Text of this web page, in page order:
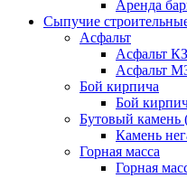
Аренда
Сыпучие
Асфальт
Асфальт КЗ
Асфальт
Бой кирпича
Бой
Бутовый камень
Камень
Горная масса
Горная